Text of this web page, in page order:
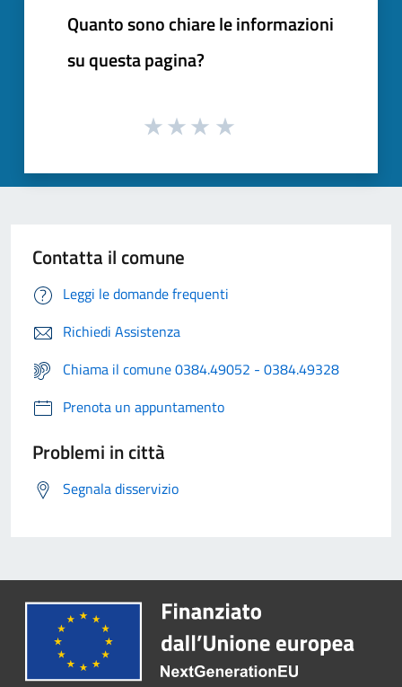
Quanto sono chiare le informazioni
su questa pagina?
Contatta il comune
Leggi le domande frequenti
Richiedi Assistenza
Chiama il comune 0384.49052 - 0384.49328
Prenota un appuntamento
Problemi in città
Segnala disservizio